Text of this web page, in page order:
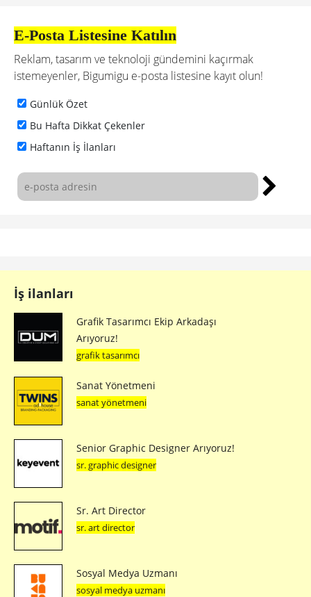
E-Posta Listesine Katılın
Reklam, tasarım ve teknoloji gündemini kaçırmak
istemeyenler, Bigumigu e-posta listesine kayıt olun!
Günlük Özet
Bu Hafta Dikkat Çekenler
Haftanın İş İlanları
İş ilanları
Grafik Tasarımcı Ekip Arkadaşı
Arıyoruz!
grafik tasarımcı
Sanat Yönetmeni
sanat yönetmeni
Senior Graphic Designer Arıyoruz!
sr. graphic designer
Sr. Art Director
sr. art director
Sosyal Medya Uzmanı
sosyal medya uzmanı